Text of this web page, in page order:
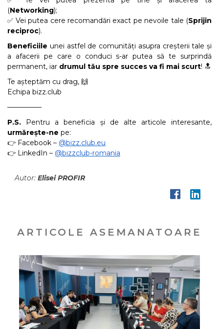
(Networking);
✅ Vei putea cere recomandări exact pe nevoile tale (Sprijin
reciproc).
Beneficiile unei astfel de comunități asupra creșterii tale și
a afacerii pe care o conduci s-ar putea să te surprindă
permanent, iar drumul tău spre succes va fi mai scurt! 🔝
Te așteptăm cu drag, 🙌
Echipa bizz.club
––––––––––
P.S. Pentru a beneficia și de alte articole interesante,
urmărește-ne pe:
👉 Facebook – @bizz.club.eu
👉 LinkedIn – @bizzclub-romania
Autor: Elisei PROFIR
ARTICOLE ASEMANATOARE